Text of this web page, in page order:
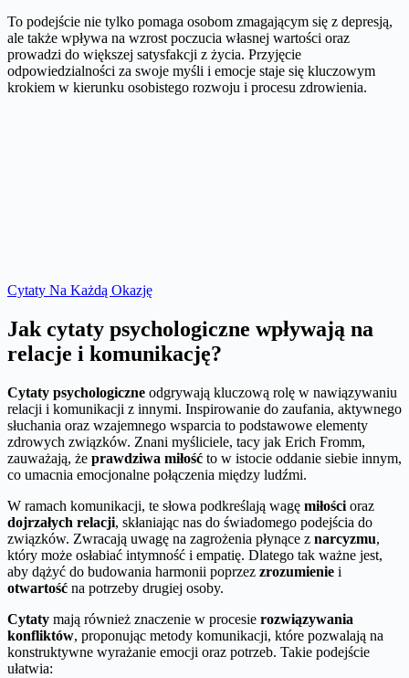
To podejście nie tylko pomaga osobom zmagającym się z depresją,
ale także wpływa na wzrost poczucia własnej wartości oraz
prowadzi do większej satysfakcji z życia. Przyjęcie
odpowiedzialności za swoje myśli i emocje staje się kluczowym
krokiem w kierunku osobistego rozwoju i procesu zdrowienia.
Cytaty Na Każdą Okazję
Jak cytaty psychologiczne wpływają na
relacje i komunikację?
Cytaty psychologiczne odgrywają kluczową rolę w nawiązywaniu
relacji i komunikacji z innymi. Inspirowanie do zaufania, aktywnego
słuchania oraz wzajemnego wsparcia to podstawowe elementy
zdrowych związków. Znani myśliciele, tacy jak Erich Fromm,
zauważają, że prawdziwa miłość to w istocie oddanie siebie innym,
co umacnia emocjonalne połączenia między ludźmi.
W ramach komunikacji, te słowa podkreślają wagę miłości oraz
dojrzałych relacji, skłaniając nas do świadomego podejścia do
związków. Zwracają uwagę na zagrożenia płynące z narcyzmu,
który może osłabiać intymność i empatię. Dlatego tak ważne jest,
aby dążyć do budowania harmonii poprzez zrozumienie i
otwartość na potrzeby drugiej osoby.
Cytaty mają również znaczenie w procesie rozwiązywania
konfliktów, proponując metody komunikacji, które pozwalają na
konstruktywne wyrażanie emocji oraz potrzeb. Takie podejście
ułatwia: